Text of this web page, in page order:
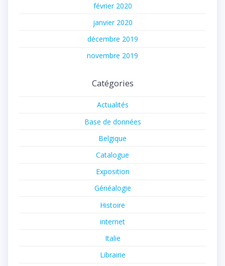
février 2020
janvier 2020
décembre 2019
novembre 2019
Catégories
Actualités
Base de données
Belgique
Catalogue
Exposition
Généalogie
Histoire
internet
Italie
Librairie